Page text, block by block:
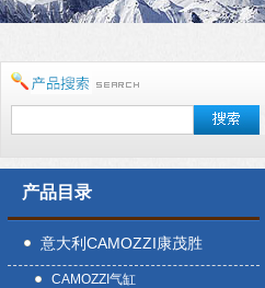
产品目录
意大利CAMOZZI康茂胜
CAMOZZI气缸